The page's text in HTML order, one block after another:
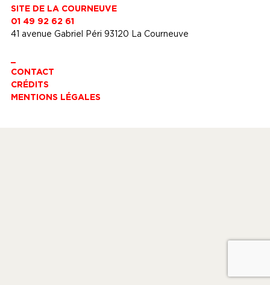
SITE DE LA COURNEUVE
01 49 92 62 61
41 avenue Gabriel Péri 93120 La Courneuve
CONTACT
CRÉDITS
MENTIONS LÉGALES